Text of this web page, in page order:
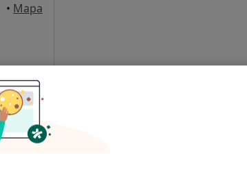
• Mapa